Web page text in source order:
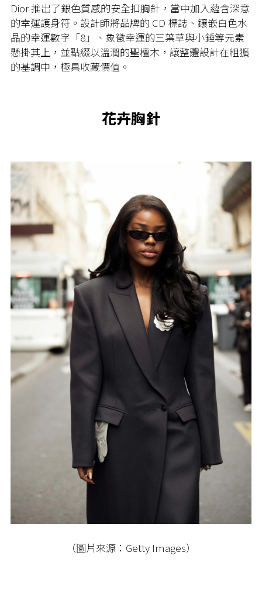
Dior 推出了銀色質感的安全扣胸針，當中加入蘊含深意
的幸運護身符。設計師將品牌的 CD 標誌、鑲嵌白色水
晶的幸運數字「8」、象徵幸運的三葉草與小錘等元素
懸掛其上，並點綴以溫潤的聖檀木，讓整體設計在粗獷
的基調中，極具收藏價值。
花卉胸針
（圖片來源：Getty Images）